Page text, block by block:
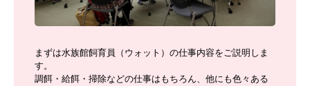
まずは水族館飼育員（ウォット）の仕事内容をご説明しま
す。
調餌・給餌・掃除などの仕事はもちろん、他にも色々ある